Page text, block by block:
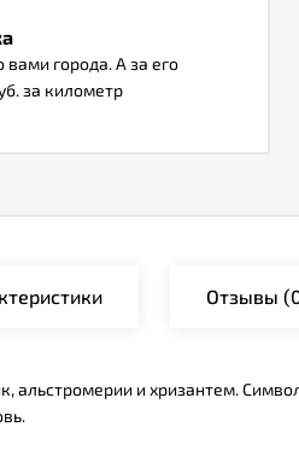
города. А за его
за километр
Отзывы
альстромерии и хризантем.